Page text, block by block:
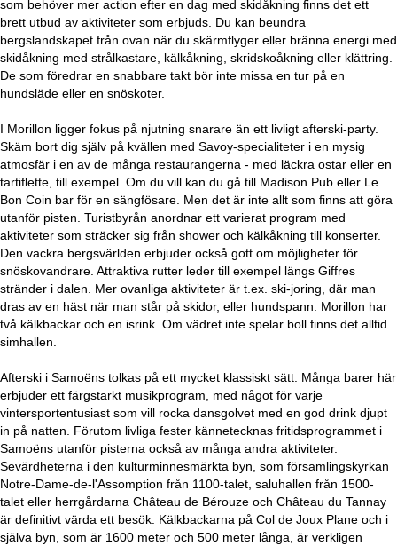
som behöver mer action efter en dag med skidåkning finns det ett
brett utbud av aktiviteter som erbjuds. Du kan beundra
bergslandskapet från ovan när du skärmflyger eller bränna energi med
skidåkning med strålkastare, kälkåkning, skridskoåkning eller klättring.
De som föredrar en snabbare takt bör inte missa en tur på en
hundsläde eller en snöskoter.
I Morillon ligger fokus på njutning snarare än ett livligt afterski-party.
Skäm bort dig själv på kvällen med Savoy-specialiteter i en mysig
atmosfär i en av de många restaurangerna - med läckra ostar eller en
tartiflette, till exempel. Om du vill kan du gå till Madison Pub eller Le
Bon Coin bar för en sängfösare. Men det är inte allt som finns att göra
utanför pisten. Turistbyrån anordnar ett varierat program med
aktiviteter som sträcker sig från shower och kälkåkning till konserter.
Den vackra bergsvärlden erbjuder också gott om möjligheter för
snöskovandrare. Attraktiva rutter leder till exempel längs Giffres
stränder i dalen. Mer ovanliga aktiviteter är t.ex. ski-joring, där man
dras av en häst när man står på skidor, eller hundspann. Morillon har
två kälkbackar och en isrink. Om vädret inte spelar boll finns det alltid
simhallen.
Afterski i Samoëns tolkas på ett mycket klassiskt sätt: Många barer här
erbjuder ett färgstarkt musikprogram, med något för varje
vintersportentusiast som vill rocka dansgolvet med en god drink djupt
in på natten. Förutom livliga fester kännetecknas fritidsprogrammet i
Samoëns utanför pisterna också av många andra aktiviteter.
Sevärdheterna i den kulturminnesmärkta byn, som församlingskyrkan
Notre-Dame-de-l'Assomption från 1100-talet, saluhallen från 1500-
talet eller herrgårdarna Château de Bérouze och Château du Tannay
är definitivt värda ett besök. Kälkbackarna på Col de Joux Plane och i
själva byn, som är 1600 meter och 500 meter långa, är verkligen